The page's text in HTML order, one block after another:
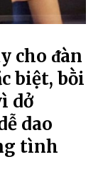
cho ᵭàn
biệt, bṑi
dở
dao
tình